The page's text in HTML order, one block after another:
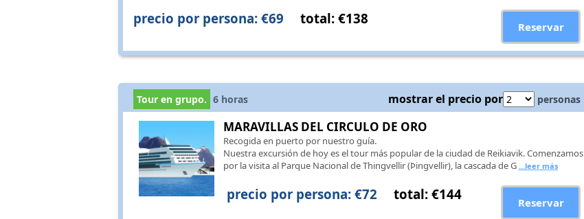
precio por persona: €69 total: €138 Reservar
Tour en grupo. 6 horas mostrar el precio por personas
MARAVILLAS DEL CIRCULO DE ORO
Recogida en puerto por nuestro guía.
Nuestra excursión de hoy es el tour más popular de la ciudad de Reikiavik. Comenzamos
por la visita al Parque Nacional de Thingvellir (Þingvellir), la cascada de G ...leer más
precio por persona: €72 total: €144 Reservar